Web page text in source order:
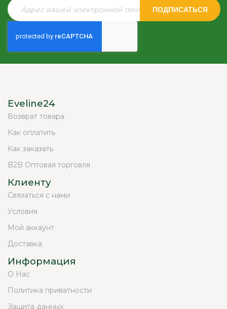
ПОДПИСАТЬСЯ
Eveline24
Возврат товара
Как оплатить
Как заказать
B2B Оптовая торговля
Клиенту
Связаться с нами
Условия
Мой аккаунт
Доставка
Информация
О Нас
Политика приватности
Защита данных